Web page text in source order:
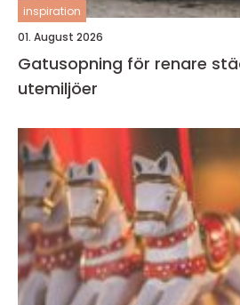
inspiration
01. August 2026
Gatusopning för renare
utemiljöer